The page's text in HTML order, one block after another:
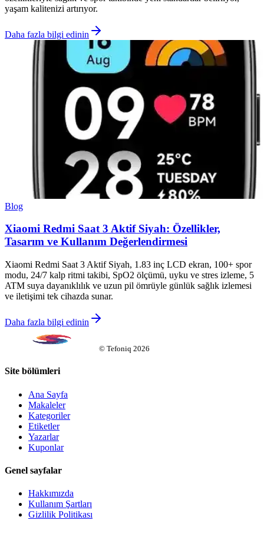
yaşam kalitenizi artırıyor.
Daha fazla bilgi edinin
Blog
Xiaomi Redmi Saat 3 Aktif Siyah: Özellikler,
Tasarım ve Kullanım Değerlendirmesi
Xiaomi Redmi Saat 3 Aktif Siyah, 1.83 inç LCD ekran, 100+ spor
modu, 24/7 kalp ritmi takibi, SpO2 ölçümü, uyku ve stres izleme, 5
ATM suya dayanıklılık ve uzun pil ömrüyle günlük sağlık izlemesi
ve iletişimi tek cihazda sunar.
Daha fazla bilgi edinin
© Tefoniq 2026
Site bölümleri
Ana Sayfa
Makaleler
Kategoriler
Etiketler
Yazarlar
Kuponlar
Genel sayfalar
Hakkımızda
Kullanım Şartları
Gizlilik Politikası